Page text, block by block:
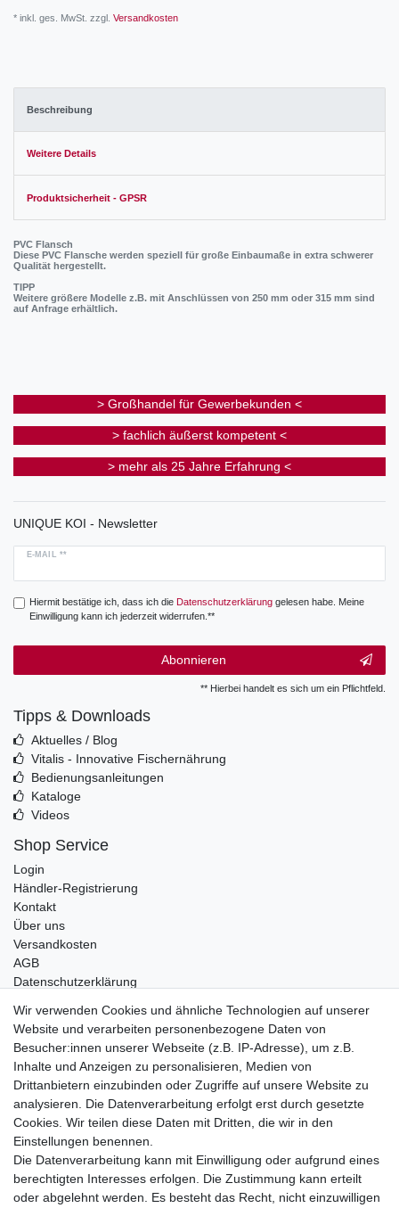
* inkl. ges. MwSt. zzgl. Versandkosten
Beschreibung
Weitere Details
Produktsicherheit - GPSR
PVC Flansch
Diese PVC Flansche werden speziell für große Einbaumaße in extra schwerer
Qualität hergestellt.
TIPP
Weitere größere Modelle z.B. mit Anschlüssen von 250 mm oder 315 mm sind
auf Anfrage erhältlich.
> Großhandel für Gewerbekunden <
> fachlich äußerst kompetent <
> mehr als 25 Jahre Erfahrung <
UNIQUE KOI - Newsletter
E-MAIL **
Hiermit bestätige ich, dass ich die Daten­schutz­erklärunggelesen habe. Meine
Einwilligung kann ich jederzeit widerrufen.**
Abonnieren
** Hierbei handelt es sich um ein Pflichtfeld.
Tipps & Downloads
Aktuelles / Blog
Vitalis - Innovative Fischernährung
Bedienungsanleitungen
Kataloge
Videos
Shop Service
Login
Händler-Registrierung
Kontakt
Über uns
Versandkosten
AGB
Datenschutzerklärung
Telefonische Beratung und Unterstützung für Händler unter:
+49 2851 5895-0
Montag - Donnerstag: 08.00 - 16.30 Uhr
Freitag: 08.00 - 16.00 Uhr
Wir sind ein Großhandel, bitte wenden Sie sich als
Endkunde direkt an Ihren örtlichen Fachhändler. Vielen
Dank!
Wir verwenden Cookies und ähnliche Technologien auf unserer
Website und verarbeiten personenbezogene Daten von
Besucher:innen unserer Webseite (z.B. IP-Adresse), um z.B.
Inhalte und Anzeigen zu personalisieren, Medien von
Drittanbietern einzubinden oder Zugriffe auf unsere Website zu
analysieren. Die Datenverarbeitung erfolgt erst durch gesetzte
Cookies. Wir teilen diese Daten mit Dritten, die wir in den
Einstellungen benennen.
Die Datenverarbeitung kann mit Einwilligung oder aufgrund eines
berechtigten Interesses erfolgen. Die Zustimmung kann erteilt
oder abgelehnt werden. Es besteht das Recht, nicht einzuwilligen